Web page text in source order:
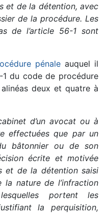
et de la détention, avec
de la procédure. Les
de l’article 56-1 sont
pénale auquel il
du code de procédure
deux et quatre à
d’un avocat ou à
effectuées que par un
bâtonnier ou de son
écrite et motivée
et de la détention saisi
nature de l’infraction
portent les
la perquisition,